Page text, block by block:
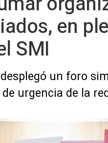
en
SMI
un foro
urgencia de la